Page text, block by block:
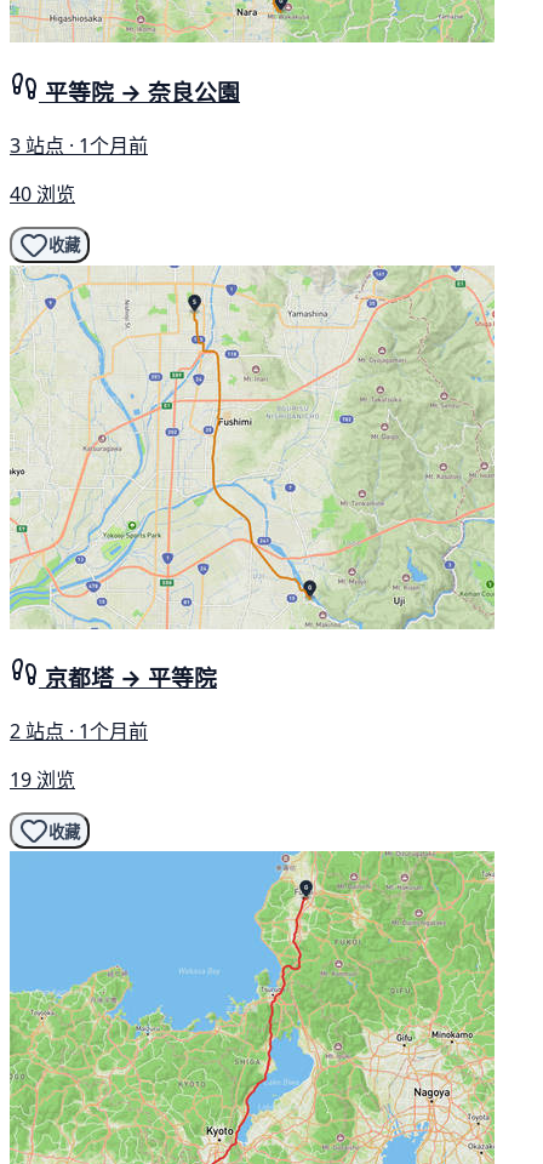
平等院 → 奈良公園
3 站点 · 1个月前
40 浏览
收藏
京都塔 → 平等院
2 站点 · 1个月前
19 浏览
收藏